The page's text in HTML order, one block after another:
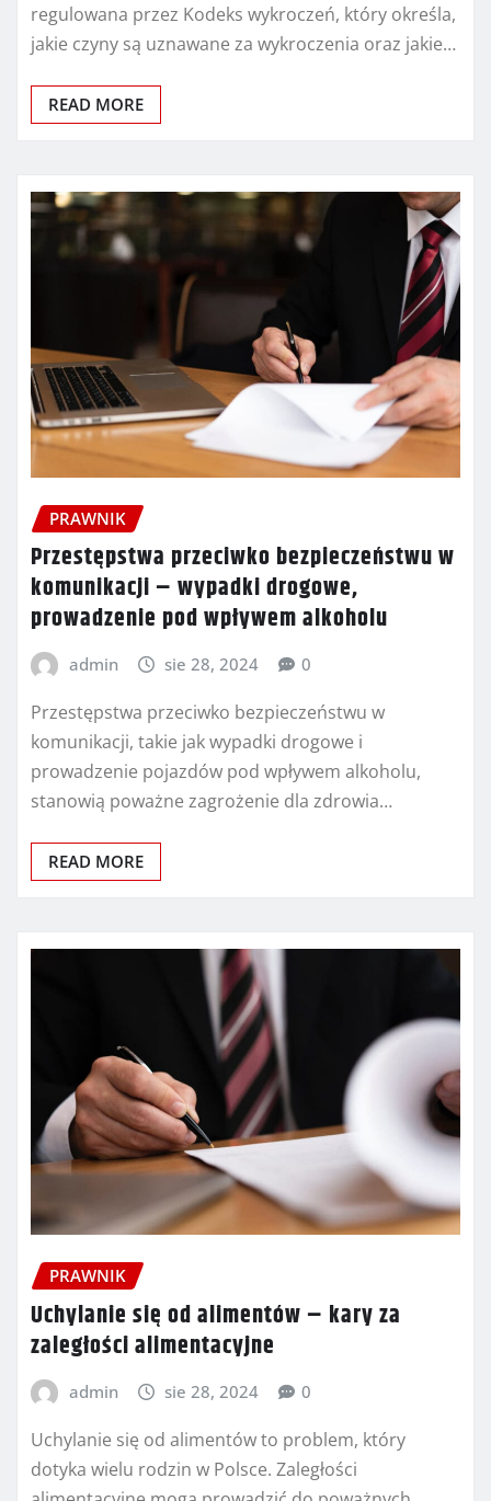
regulowana przez Kodeks wykroczeń, który określa,
jakie czyny są uznawane za wykroczenia oraz jakie…
READ MORE
PRAWNIK
Przestępstwa przeciwko bezpieczeństwu w
komunikacji – wypadki drogowe,
prowadzenie pod wpływem alkoholu
admin sie 28, 2024 0
Przestępstwa przeciwko bezpieczeństwu w
komunikacji, takie jak wypadki drogowe i
prowadzenie pojazdów pod wpływem alkoholu,
stanowią poważne zagrożenie dla zdrowia…
READ MORE
PRAWNIK
Uchylanie się od alimentów – kary za
zaległości alimentacyjne
admin sie 28, 2024 0
Uchylanie się od alimentów to problem, który
dotyka wielu rodzin w Polsce. Zaległości